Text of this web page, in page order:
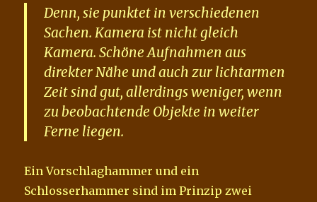
Denn, sie punktet in verschiedenen
Sachen. Kamera ist nicht gleich
Kamera. Schöne Aufnahmen aus
direkter Nähe und auch zur lichtarmen
Zeit sind gut, allerdings weniger, wenn
zu beobachtende Objekte in weiter
Ferne liegen.
Ein Vorschlaghammer und ein
Schlosserhammer sind im Prinzip zwei